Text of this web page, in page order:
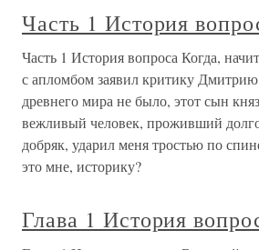
Часть 1 История
Часть 1 История вопроса Когда,
с апломбом заявил критику
древнего мира не было, этот сын
вежливый человек, проживший
добряк, ударил меня тростью по
это мне, историку?
Глава 1 История